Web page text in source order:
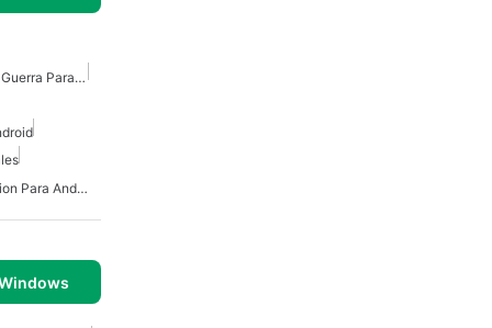
Juegos De Estrategia De Guerra Para Android
Juegos De Combate Accion Para Android